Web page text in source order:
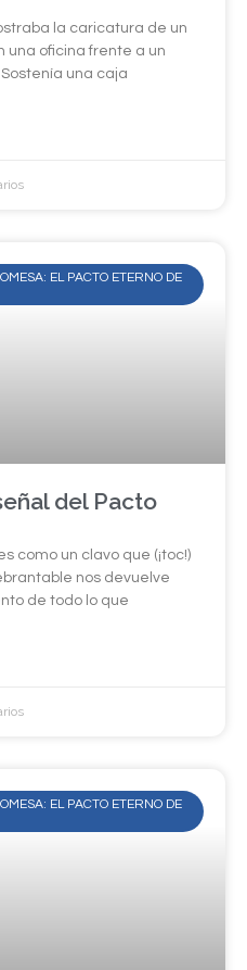
la caricatura de un
una oficina frente a un
una caja
EL PACTO ETERNO DE
del Pacto
como un clavo que (¡toc!)
nos devuelve
de todo lo que
EL PACTO ETERNO DE